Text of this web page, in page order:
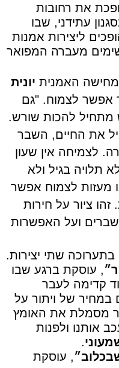
את רחובות
עתידני, שבו
ליצירות אמנות
מעברה המפואר
האמנית יונית
אפשר לצמוח. "גם
להכות שורש.
את החיים, השבר
לצמיחה אין שעון
תלויה בגיל ולא
מעזות לצמוח אפשר
ציור על חירות
ועל האפשרות
בתערוכה שתי יצירות.
, עוסקת ברגע שבו
קדימה לעבר
במחיר של ויתור על
מסמלת את האומץ
אותנו ולפנות
.
, עוסקת